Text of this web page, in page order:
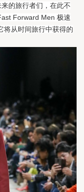
的旅行者们，在此不
Forward Men 极速
将从时间旅行中获得的